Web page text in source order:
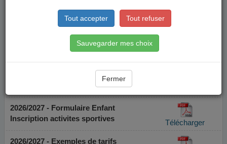
Tout accepter Tout refuser
Sauvegarder mes choix
Fermer